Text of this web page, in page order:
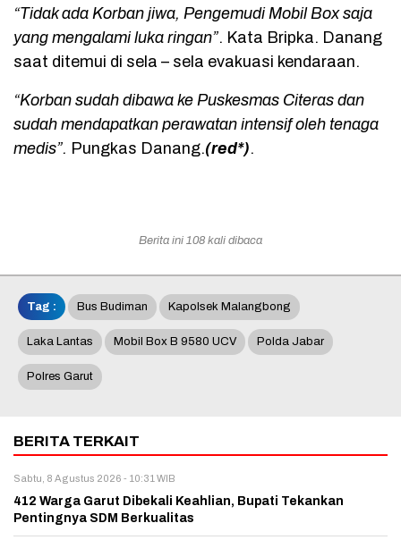
“Tidak ada Korban jiwa, Pengemudi Mobil Box saja
yang mengalami luka ringan”. Kata Bripka. Danang
saat ditemui di sela – sela evakuasi kendaraan.
“Korban sudah dibawa ke Puskesmas Citeras dan
sudah mendapatkan perawatan intensif oleh tenaga
medis”. Pungkas Danang.(red*).
Berita ini 108 kali dibaca
Tag : Bus Budiman Kapolsek Malangbong
Laka Lantas Mobil Box B 9580 UCV Polda Jabar
Polres Garut
BERITA TERKAIT
Sabtu, 8 Agustus 2026 - 10:31 WIB
412 Warga Garut Dibekali Keahlian, Bupati Tekankan
Pentingnya SDM Berkualitas